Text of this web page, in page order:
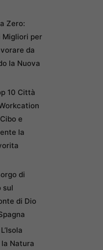
Zero:
Migliori per
da
la Nuova
10 Città
e
la
di
sul
di Dio
Natura